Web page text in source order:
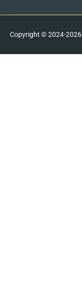
Copyright © 2024-2026